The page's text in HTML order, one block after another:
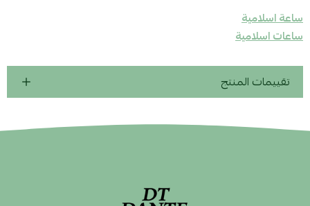
ساعة اسلامية
ساعات اسلامية
تقييمات المنتج